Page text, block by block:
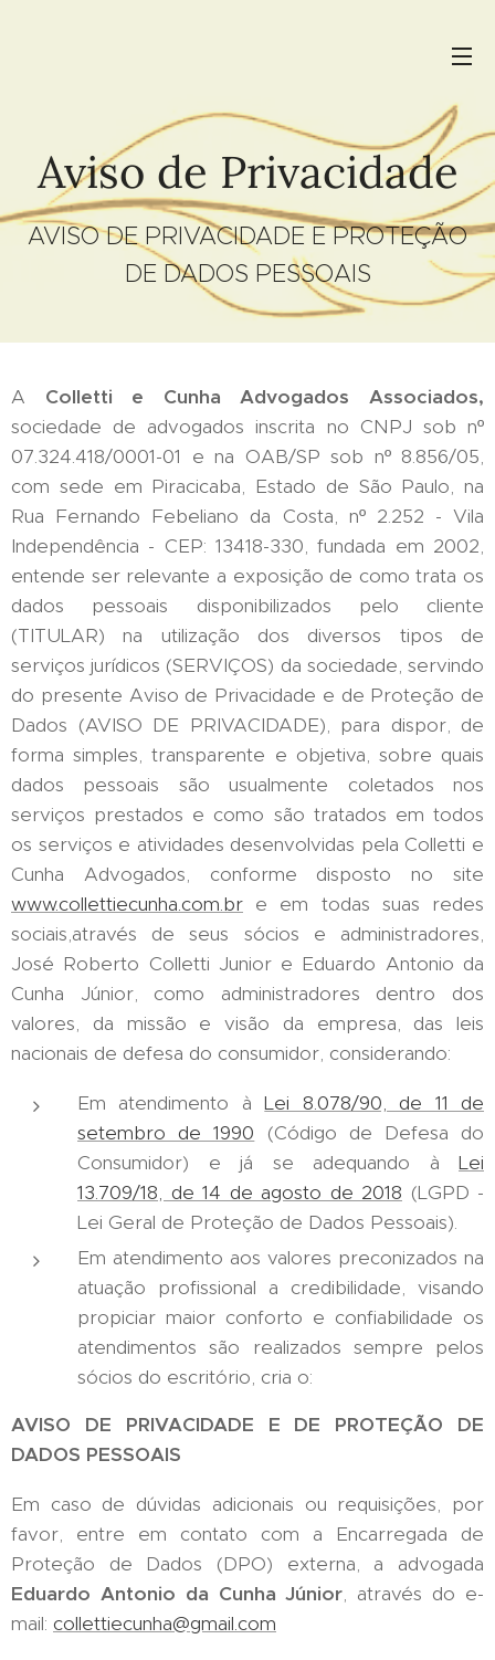
Aviso de Privacidade
AVISO DE PRIVACIDADE E PROTEÇÃO
DE DADOS PESSOAIS
A Colletti e Cunha Advogados Associados,
sociedade de advogados inscrita no CNPJ sob nº
07.324.418/0001-01 e na OAB/SP sob nº 8.856/05,
com sede em Piracicaba, Estado de São Paulo, na
Rua Fernando Febeliano da Costa, nº 2.252 - Vila
Independência - CEP: 13418-330, fundada em 2002,
entende ser relevante a exposição de como trata os
dados pessoais disponibilizados pelo cliente
(TITULAR) na utilização dos diversos tipos de
serviços jurídicos (SERVIÇOS) da sociedade, servindo
do presente Aviso de Privacidade e de Proteção de
Dados (AVISO DE PRIVACIDADE), para dispor, de
forma simples, transparente e objetiva, sobre quais
dados pessoais são usualmente coletados nos
serviços prestados e como são tratados em todos
os serviços e atividades desenvolvidas pela Colletti e
Cunha Advogados, conforme disposto no site
www.collettiecunha.com.br e em todas suas redes
sociais,através de seus sócios e administradores,
José Roberto Colletti Junior e Eduardo Antonio da
Cunha Júnior, como administradores dentro dos
valores, da missão e visão da empresa, das leis
nacionais de defesa do consumidor, considerando:
Em atendimento àLei 8.078/90, de 11 de
setembro de 1990 (Código de Defesa do
Consumidor) e já se adequando à Lei
13.709/18, de 14 de agosto de 2018 (LGPD -
Lei Geral de Proteção de Dados Pessoais).
Em atendimento aos valores preconizados na
atuação profissional a credibilidade, visando
propiciar maior conforto e confiabilidade os
atendimentos são realizados sempre pelos
sócios do escritório, cria o:
AVISO DE PRIVACIDADE E DE PROTEÇÃO DE
DADOS PESSOAIS
Em caso de dúvidas adicionais ou requisições, por
favor, entre em contato com a Encarregada de
Proteção de Dados (DPO) externa, a advogada
Eduardo Antonio da Cunha Júnior, através do e-
mail: collettiecunha@gmail.com